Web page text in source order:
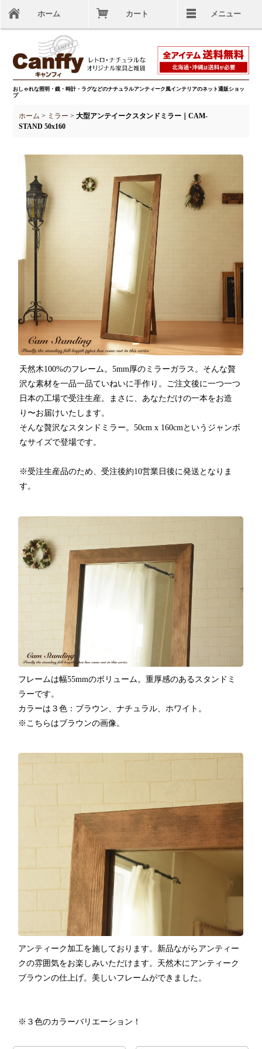
ホーム カート メニュー
おしゃれな照明・鏡・時計・ラグなどのナチュラルアンティーク風インテリアのネット通販ショッ
プ
ホーム > ミラー >大型アンテイークスタンドミラー｜CAM-
STAND 50x160
天然木100%のフレーム。5mm厚のミラーガラス。そんな贅
沢な素材を一品一品ていねいに手作り。ご注文後に一つ一つ
日本の工場で受注生産。まさに、あなただけの一本をお造
り〜お届けいたします。
そんな贅沢なスタンドミラー。50cm x 160cmというジャンボ
なサイズで登場です。
※受注生産品のため、受注後約10営業日後に発送となりま
す。
フレームは幅55mmのボリューム。重厚感のあるスタンドミ
ラーです。
カラーは３色：ブラウン、ナチュラル、ホワイト。
※こちらはブラウンの画像。
アンティーク加工を施しております。新品ながらアンティー
クの雰囲気をお楽しみいただけます。天然木にアンティーク
ブラウンの仕上げ。美しいフレームができました。
※３色のカラーバリエーション！